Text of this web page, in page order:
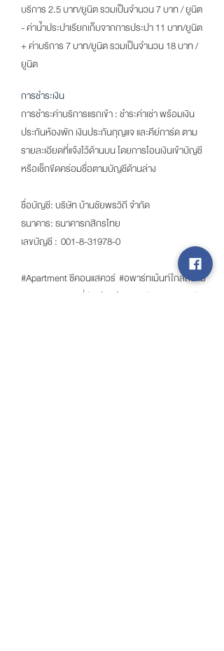
บริการ 2.5 บาท/ยูนิต รวมเป็นจำนวน 7 บาท / ยูนิต
- ค่าน้ำประปาเรียกเก็บจากการประปา 11 บาท/ยูนิต
+ ค่าบริการ 7 บาท/ยูนิต รวมเป็นจำนวน 18 บาท /
ยูนิต
การชำระเงิน
การชำระค่าบริการแรกเข้า : ชำระค่าเช่า พร้อมเงิน
ประกันห้องพัก เงินประกันกุญแจ และคีย์การ์ด ตาม
รายละเอียดที่แจ้งไว้ด้านบน โดยการโอนเงินเข้าบัญชี
หรือเช็กขีดคร่อมชื่อตามบัญชีด้านล่าง
ชื่อบัญชี: บริษัท บ้าน​ชัย​พร​วิถี​ จำกัด
ธนาคาร: ธนาคารกสิกรไทย
เลขบัญชี : 001-8-31978-0
#Apartment ซีคอนแสควร์ #อพาร์ทเม้นท์ใกล้สนาม
บินสุวรรณภูมิ #ที่พักย่านอ่อนนุช-พัฒนาการ #พัก